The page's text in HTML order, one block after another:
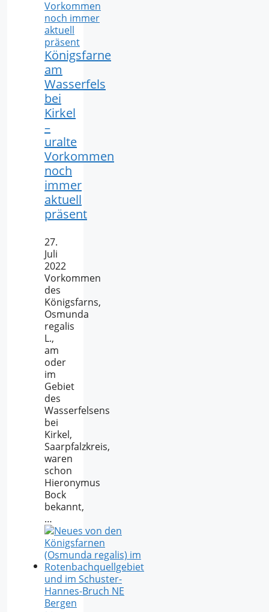
Königsfarne
am
Wasserfels
bei
Kirkel
–
uralte
Vorkommen
noch
immer
aktuell
präsent
27.
Juli
2022
Vorkommen
des
Königsfarns,
Osmunda
regalis
L.,
am
oder
im
Gebiet
des
Wasserfelsens
bei
Kirkel,
Saarpfalzkreis,
waren
schon
Hieronymus
Bock
bekannt,
…